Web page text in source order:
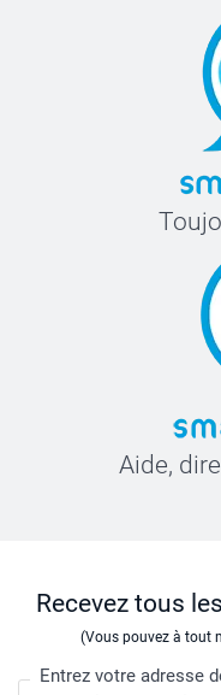
Aide,
Recevez tous
(Vous pouvez à tout
Entrez votre adresse